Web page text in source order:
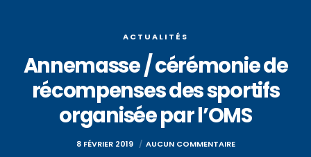
ACTUALITÉS
Annemasse / cérémonie de
récompenses des sportifs
organisée par l’OMS
8 FÉVRIER 2019 AUCUN COMMENTAIRE